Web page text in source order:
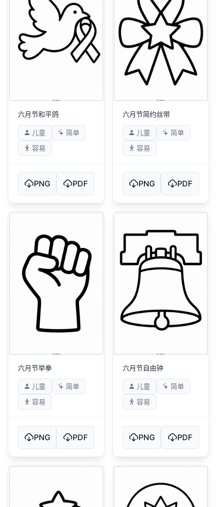
六月节和平鸽
儿童
简单
容易
PNG PDF
六月节简约丝带
儿童
简单
容易
PNG PDF
六月节举拳
儿童
简单
容易
PNG PDF
六月节自由钟
儿童
简单
容易
PNG PDF